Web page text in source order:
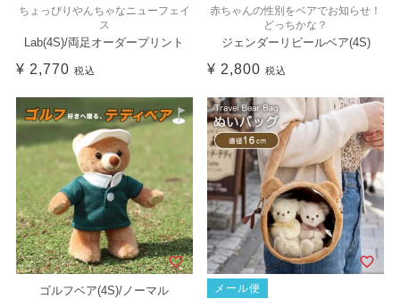
ちょっぴりやんちゃなニューフェイ
ス
Lab(4S)/両足オーダープリント
¥ 2,770 税込
赤ちゃんの性別をベアでお知らせ！
どっちかな？
ジェンダーリビールベア(4S)
¥ 2,800 税込
ゴルフベア(4S)/ノーマル メール便